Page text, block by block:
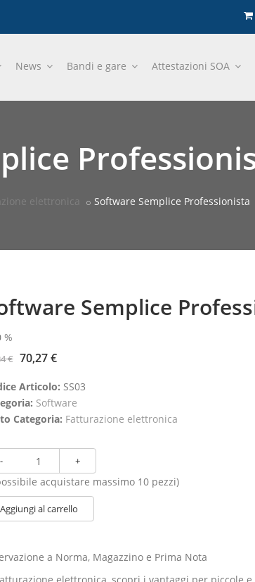
News Bandi e gare Attestazioni SOA
elettronica Software Semplice Professionista
Semplice
%
€ 70,27 €
Articolo: SS03
Software
Categoria: Fatturazione elettronica
acquistare massimo 10 pezzi)
Aggiungi al carrello
a Norma, Magazzino e Prima Nota
elettronica, scopri i vantaggi per piccole